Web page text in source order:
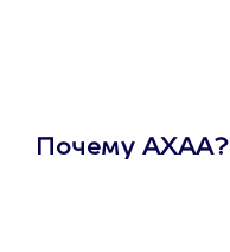
Почему АХАА?